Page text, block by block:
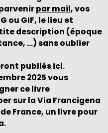
par mail, vos
ou GIF, le lieu et
description (époque
…) sans oublier
publiés ici.
2025 vous
ce livre
sur la Via Francigena
France, un livre pour